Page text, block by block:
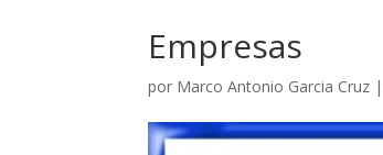
Empresas
por Marco Antonio Garcia Cruz |